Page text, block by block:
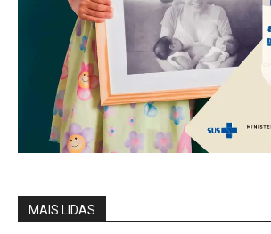
MAIS LIDAS